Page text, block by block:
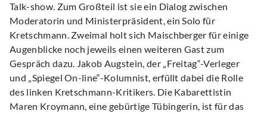
Talk-show. Zum Großteil ist sie ein Dialog zwischen
Moderatorin und Ministerpräsident, ein Solo für
Kretschmann. Zweimal holt sich Maischberger für einige
Augenblicke noch jeweils einen weiteren Gast zum
Gespräch dazu. Jakob Augstein, der „Freitag“-Verleger
und „Spiegel On-line“-Kolumnist, erfüllt dabei die Rolle
des linken Kretschmann-Kritikers. Die Kabarettistin
Maren Kroymann, eine gebürtige Tübingerin, ist für das